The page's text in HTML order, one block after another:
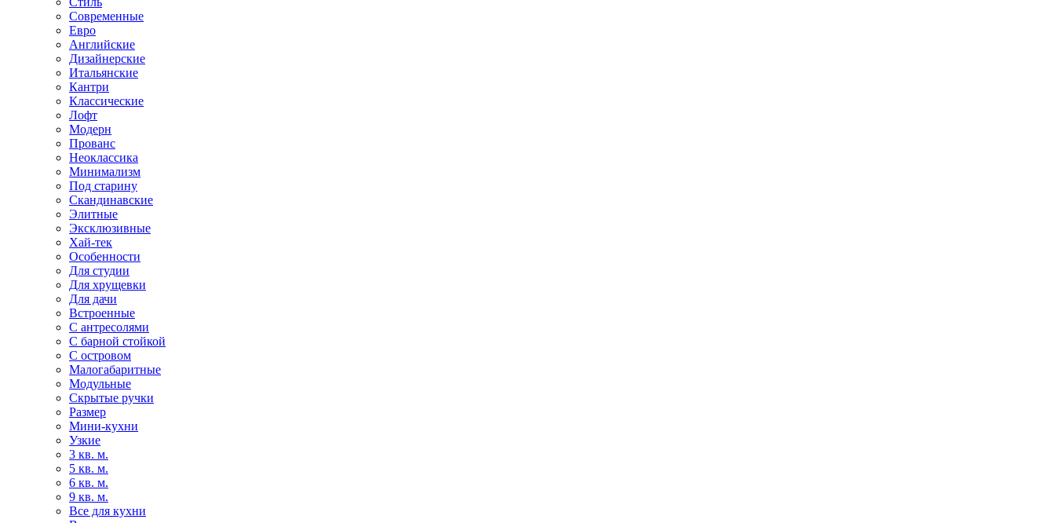
Современные
Евро
Английские
Дизайнерские
Итальянские
Кантри
Классические
Лофт
Модерн
Прованс
Неоклассика
Минимализм
Под старину
Скандинавские
Элитные
Эксклюзивные
Хай-тек
Особенности
Для студии
Для хрущевки
Для дачи
Встроенные
С антресолями
С барной стойкой
С островом
Малогабаритные
Модульные
Скрытые ручки
Размер
Мини-кухни
Узкие
3 кв. м.
5 кв. м.
6 кв. м.
9 кв. м.
Все для кухни